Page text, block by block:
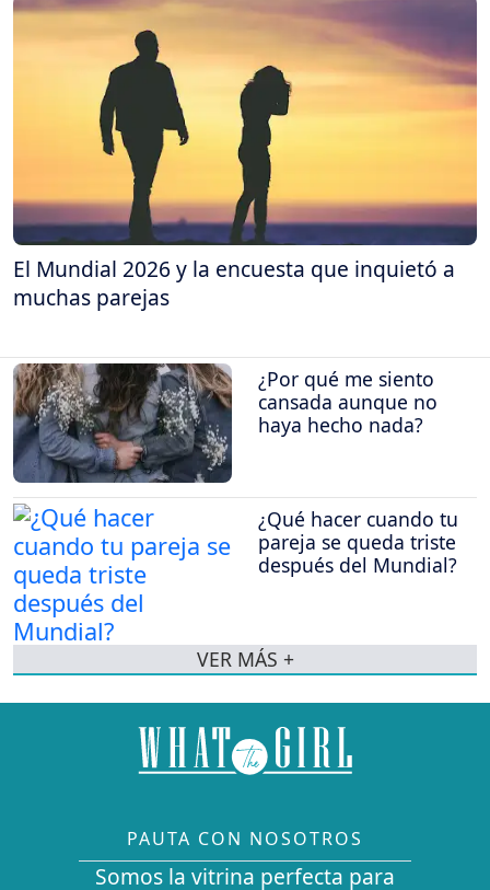
El Mundial 2026 y la encuesta que inquietó a
muchas parejas
¿Por qué me siento
cansada aunque no
haya hecho nada?
¿Qué hacer cuando tu
pareja se queda triste
después del Mundial?
VER MÁS +
PAUTA CON NOSOTROS
Somos la vitrina perfecta para